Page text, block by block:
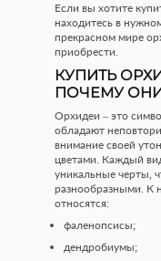
Если вы хотите
находитесь в
прекрасном мире
приобрести.
КУПИТЬ
ПОЧЕМУ
Орхидеи – это
обладают
внимание своей
цветами. Каждый
уникальные черты,
разнообразными. К
относятся:
фаленопсисы;
дендробиумы;